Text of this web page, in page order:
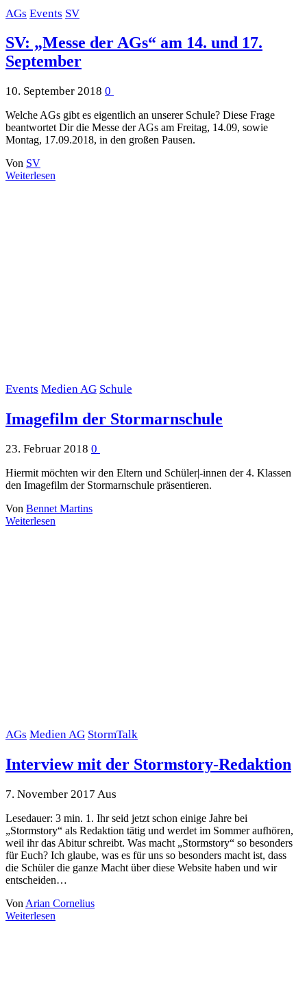
AGs Events SV
SV: „Messe der AGs“ am 14. und 17.
September
10. September 2018 0
Welche AGs gibt es eigentlich an unserer Schule? Diese Frage
beantwortet Dir die Messe der AGs am Freitag, 14.09, sowie
Montag, 17.09.2018, in den großen Pausen.
Von SV
Weiterlesen
Events Medien AG Schule
Imagefilm der Stormarnschule
23. Februar 2018 0
Hiermit möchten wir den Eltern und Schüler|-innen der 4. Klassen
den Imagefilm der Stormarnschule präsentieren.
Von Bennet Martins
Weiterlesen
AGs Medien AG StormTalk
Interview mit der Stormstory-Redaktion
7. November 2017 Aus
Lesedauer: 3 min. 1. Ihr seid jetzt schon einige Jahre bei
„Stormstory“ als Redaktion tätig und werdet im Sommer aufhören,
weil ihr das Abitur schreibt. Was macht „Stormstory“ so besonders
für Euch? Ich glaube, was es für uns so besonders macht ist, dass
die Schüler die ganze Macht über diese Website haben und wir
entscheiden…
Von Arian Cornelius
Weiterlesen